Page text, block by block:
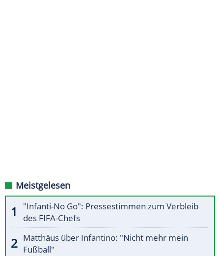
Meistgelesen
"Infanti-No Go": Pressestimmen zum Verbleib
des FIFA-Chefs
Matthäus über Infantino: "Nicht mehr mein
Fußball"